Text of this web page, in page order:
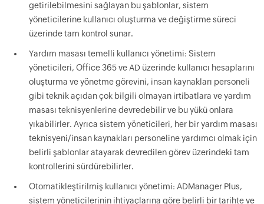
getirilebilmesini sağlayan bu şablonlar, sistem
yöneticilerine kullanıcı oluşturma ve değiştirme süreci
üzerinde tam kontrol sunar.
Yardım masası temelli kullanıcı yönetimi: Sistem
yöneticileri, Office 365 ve AD üzerinde kullanıcı hesaplarını
oluşturma ve yönetme görevini, insan kaynakları personeli
gibi teknik açıdan çok bilgili olmayan irtibatlara ve yardım
masası teknisyenlerine devredebilir ve bu yükü onlara
yıkabilirler. Ayrıca sistem yöneticileri, her bir yardım masası
teknisyeni/insan kaynakları personeline yardımcı olmak için
belirli şablonlar atayarak devredilen görev üzerindeki tam
kontrollerini sürdürebilirler.
Otomatikleştirilmiş kullanıcı yönetimi: ADManager Plus,
sistem yöneticilerinin ihtiyaçlarına göre belirli bir tarihte ve